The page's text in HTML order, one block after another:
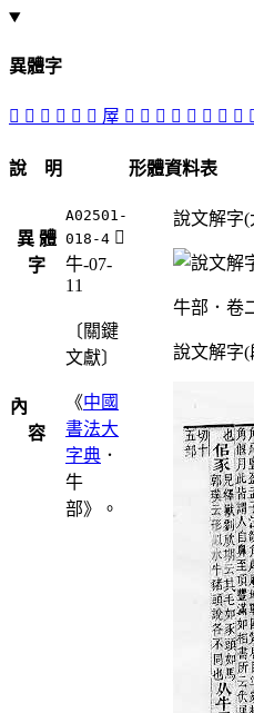
異體字
󳤰 󳤴 󳤻 󳤱 󳥁 󳤺 屖 󳤾 󳤳 󳤽 󳤷 󳤲 󳤯 󳤶 󳤹
說 明
異 體
字
A02501-
018-4 󳤿
牛-07-
11
內
容
〔關鍵
文獻〕
《中國
書法大
字典 ．
牛
部》。
形體資料表
說文解字(
牛部．卷
說文解字(